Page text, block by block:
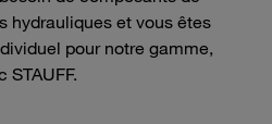
hydrauliques et vous êtes
pour notre gamme,
STAUFF.